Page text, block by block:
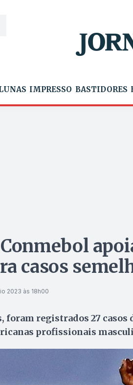
IMPRESSO BASTIDORES
casos
2023 às 18h00
foram registrados 27
profissionais